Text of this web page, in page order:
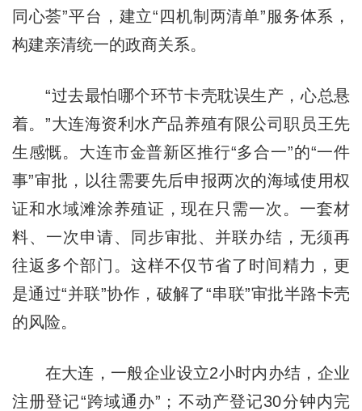
同心荟”平台，建立“四机制两清单”服务体系，
构建亲清统一的政商关系。
“过去最怕哪个环节卡壳耽误生产，心总悬
着。”大连海资利水产品养殖有限公司职员王先
生感慨。大连市金普新区推行“多合一”的“一件
事”审批，以往需要先后申报两次的海域使用权
证和水域滩涂养殖证，现在只需一次。一套材
料、一次申请、同步审批、并联办结，无须再
往返多个部门。这样不仅节省了时间精力，更
是通过“并联”协作，破解了“串联”审批半路卡壳
的风险。
在大连，一般企业设立2小时内办结，企业
注册登记“跨域通办”；不动产登记30分钟内完